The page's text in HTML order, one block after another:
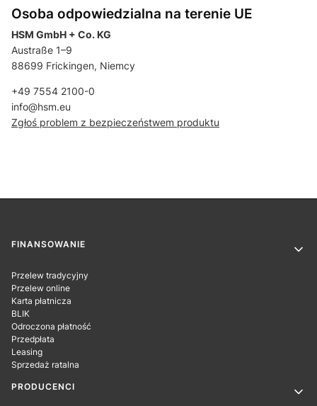
Osoba odpowiedzialna na terenie UE
HSM GmbH + Co. KG
Austraße 1–9
88699 Frickingen, Niemcy
+49 7554 2100-0
info@hsm.eu
Zgłoś problem z bezpieczeństwem produktu
Linki w stopce
FINANSOWANIE
Przelew tradycyjny
Przelew online
Karta płatnicza
BLIK
Odroczona płatność
Przedpłata
Leasing
Sprzedaż ratalna
PRODUCENCI